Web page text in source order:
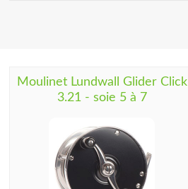
Moulinet Lundwall Glider Click
3.21 - soie 5 à 7